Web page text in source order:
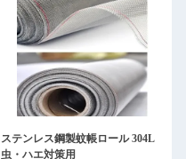
ステンレス鋼製蚊帳ロール 304L
虫・ハエ対策用